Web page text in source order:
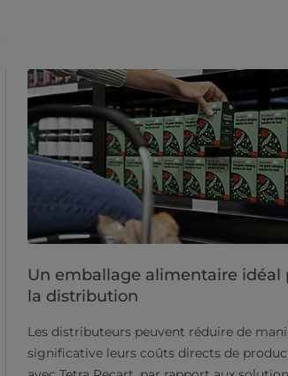
Un emballage alimentaire idéal
la distribution
Les distributeurs peuvent réduire de
significative leurs coûts directs de